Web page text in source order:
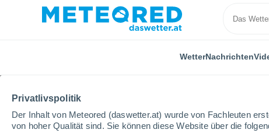
Privatlivspolitik
Der Inhalt von Meteored (daswetter.at) wurde von Fachleuten
von hoher Qualität sind. Sie können diese Website über die
WetterNachrichten